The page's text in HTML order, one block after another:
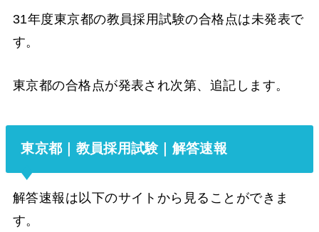
31年度東京都の教員採用試験の合格点は未発表で
す。
東京都の合格点が発表され次第、追記します。
東京都｜教員採用試験｜解答速報
解答速報は以下のサイトから見ることができま
す。